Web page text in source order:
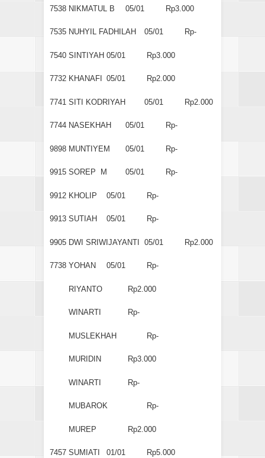
7538 NIKMATUL B 05/01 Rp3.000
7535 NUHYIL FADHILAH 05/01 Rp-
7540 SINTIYAH 05/01 Rp3.000
7732 KHANAFI 05/01 Rp2.000
7741 SITI KODRIYAH 05/01 Rp2.000
7744 NASEKHAH 05/01 Rp-
9898 MUNTIYEM 05/01 Rp-
9915 SOREP M 05/01 Rp-
9912 KHOLIP 05/01 Rp-
9913 SUTIAH 05/01 Rp-
9905 DWI SRIWIJAYANTI 05/01 Rp2.000
7738 YOHAN 05/01 Rp-
RIYANTO Rp2.000
WINARTI Rp-
MUSLEKHAH Rp-
MURIDIN Rp3.000
WINARTI Rp-
MUBAROK Rp-
MUREP Rp2.000
7457 SUMIATI 01/01 Rp5.000